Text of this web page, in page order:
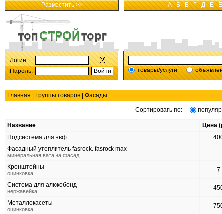
Разместить >> А Б В Г Д Е Ё
Логин:
Пароль:
товары/услуги
Главная Группы товаров Фасады
Сортировать по:
Название
Цена
Подсистема для нвф
Фасадный утеплитель fasrock. fasrock max
минеральная вата на фасад
Кронштейны
оцинковка 7
Система для алюкобонд
нержавейка
Металлокасеты
оцинковка